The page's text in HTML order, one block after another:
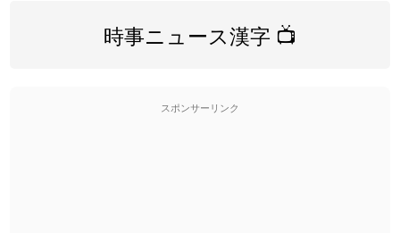
時事ニュース漢字 📺
スポンサーリンク